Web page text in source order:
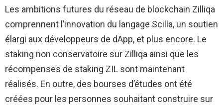
Les ambitions futures du réseau de blockchain Zilliqa
comprennent l’innovation du langage Scilla, un soutien
élargi aux développeurs de dApp, et plus encore. Le
staking non conservatoire sur Zilliqa ainsi que les
récompenses de staking ZIL sont maintenant
réalisés. En outre, des bourses d’études ont été
créées pour les personnes souhaitant construire sur